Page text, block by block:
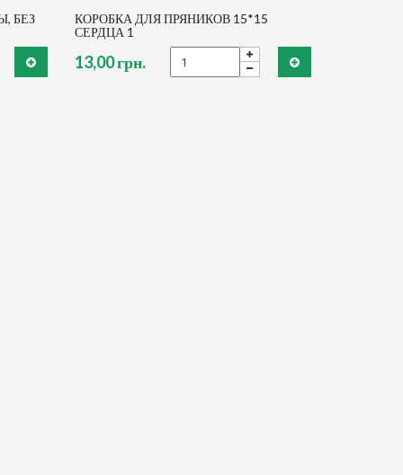
БЕЗ
КОРОБКА ДЛЯ ПРЯНИКОВ 15*15
СЕРДЦА 1
13,00 грн.